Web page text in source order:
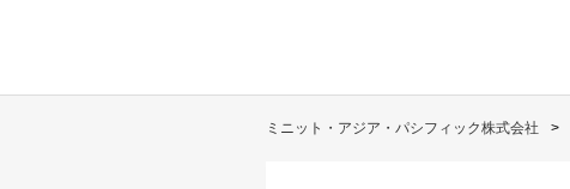
ミニット・アジア・パシフィック株式会社